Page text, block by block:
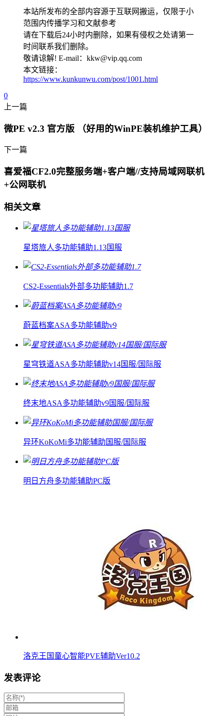
本站所发布的全部内容源于互联网搬运，仅限于小
范围内传播学习和文献参考
请在下载后24小时内删除，如果有侵权之处请第一
时间联系我们删除。
敬请谅解! E-mail：kkw@vip.qq.com
本文链接：
https://www.kunkunwu.com/post/1001.html
0
上一篇
微PE v2.3 官方版 （好用的WinPE装机维护工具）
下一篇
喜爱福CF2.0完整服务端+客户端//支持局域网联机
+公网联机
相关文章
星塔旅人多功能辅助1.13国服
CS2-Essentials外部多功能辅助1.7
蔚蓝档案ASA多功能辅助v9
星穹铁道ASA多功能辅助v14国服/国际服
终末地ASA多功能辅助v9国服/国际服
异环KoKoMi多功能辅助国服/国际服
明日方舟多功能辅助PC版
洛克王国童心智能PVE辅助Ver10.2
发表评论